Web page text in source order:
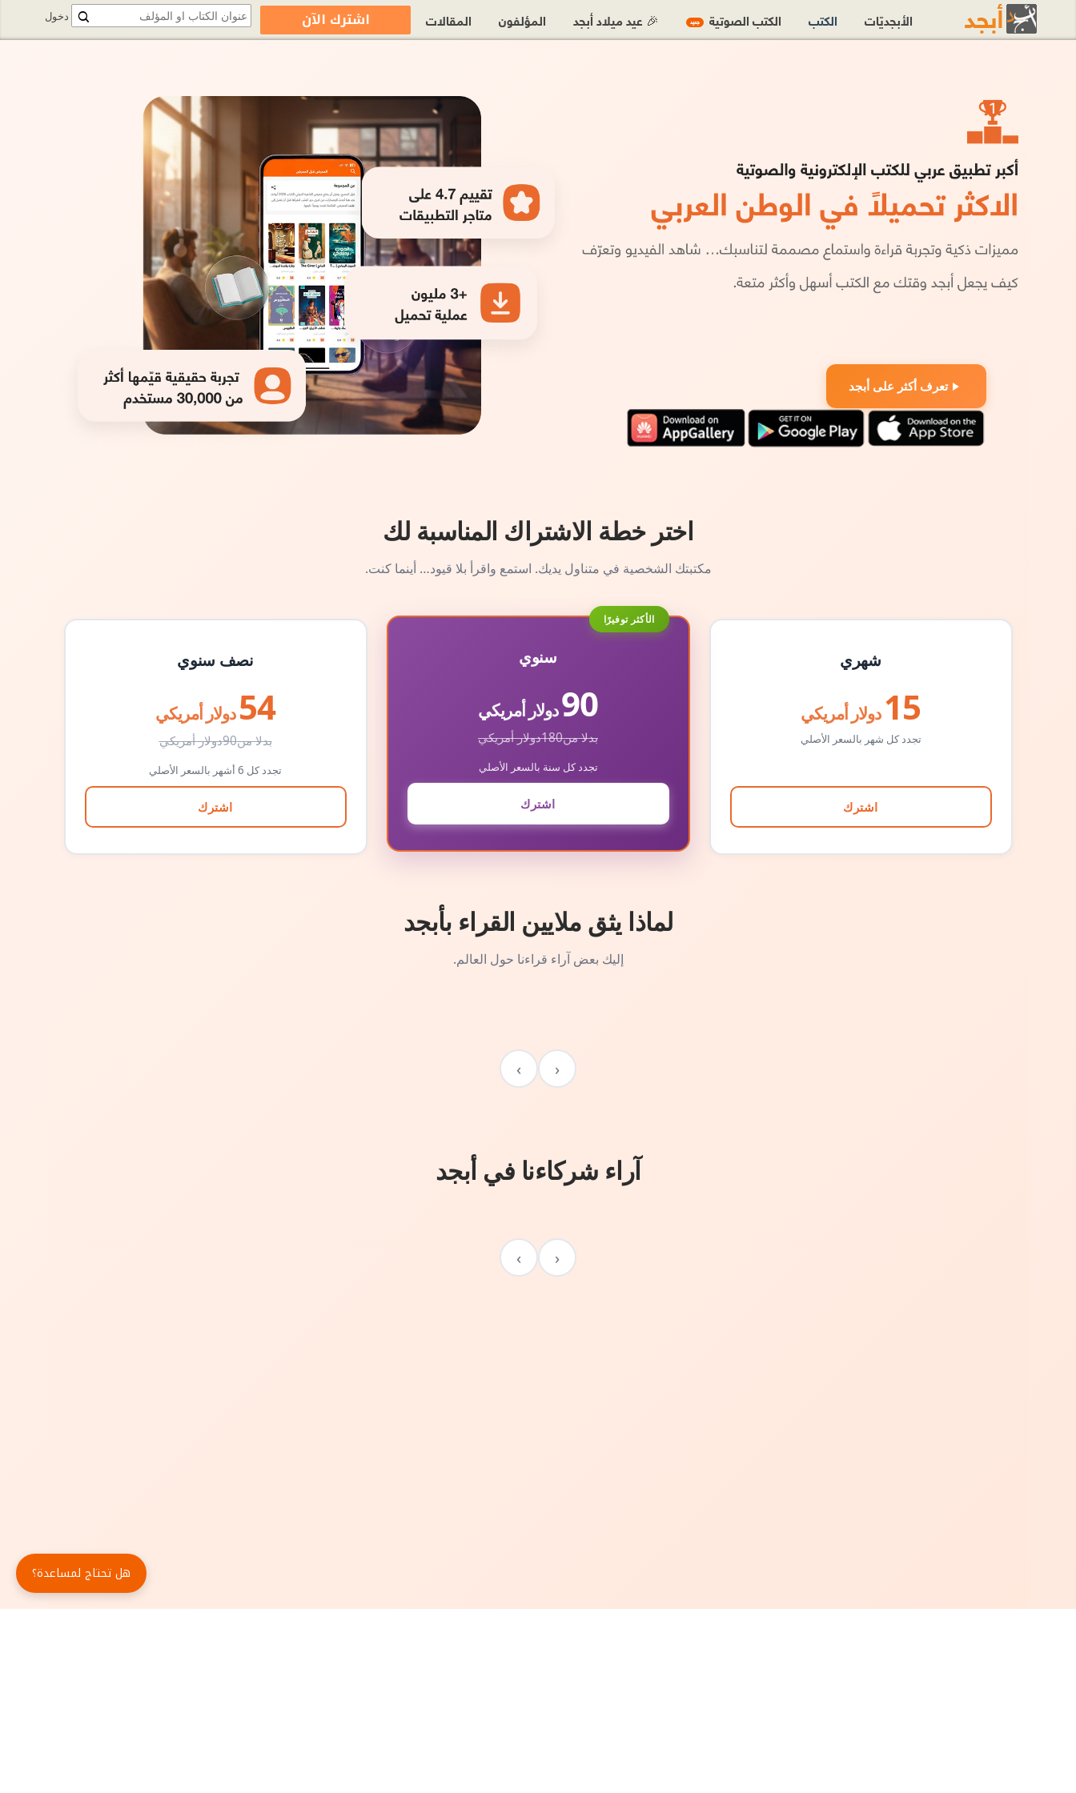
تعرف أكثر على أبجد
اختر خطة الاشتراك المناسبة لك
مكتبتك الشخصية في متناول يديك. استمع واقرأ بلا قيود… أينما كنت.
شهري
15 دولار أمريكي
تجدد كل شهر بالسعر الأصلي
اشترك
الأكثر توفيرًا
سنوي
90دولار أمريكي
بدلا من180دولار أمريكي
تجدد كل سنة بالسعر الأصلي
اشترك
نصف سنوي
54 دولار أمريكي
بدلا من90دولار أمريكي
تجدد كل 6 أشهر بالسعر الأصلي
اشترك
لماذا يثق ملايين القراء بأبجد
إليك بعض آراء قراءنا حول العالم.
‹
›
آراء شركاءنا في أبجد
‹
›
دخول الأبجديّات الكتب الكتب الصوتية جديد 🎉 عيد ميلاد أبجد المؤلفون المقالات اشترك الآن
هل تحتاج لمساعدة؟